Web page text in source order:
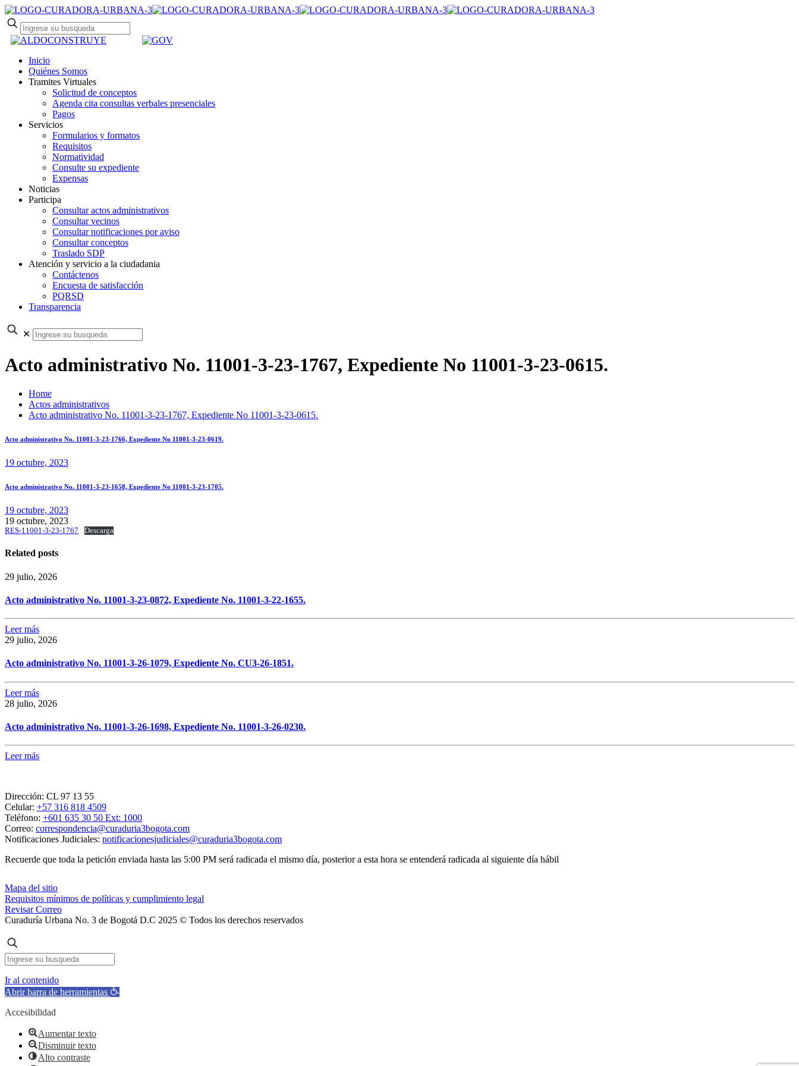
Inicio
Quiénes Somos
Tramites Virtuales
Solicitud de conceptos
Agenda cita consultas verbales presenciales
Pagos
Servicios
Formularios y formatos
Requisitos
Normatividad
Consulte su expediente
Expensas
Noticias
Participa
Consultar actos administrativos
Consultar vecinos
Consultar notificaciones por aviso
Consultar conceptos
Traslado SDP
Atención y servicio a la ciudadania
Contáctenos
Encuesta de satisfacción
PQRSD
Transparencia
✕
Acto administrativo No. 11001-3-23-1767, Expediente No 11001-3-23-0615.
Home
Actos administrativos
Acto administrativo No. 11001-3-23-1767, Expediente No 11001-3-23-0615.
Acto administrativo No. 11001-3-23-1766, Expediente No 11001-3-23-0619.
19 octubre, 2023
Acto administrativo No. 11001-3-23-1658, Expediente No 11001-3-23-1705.
19 octubre, 2023
19 octubre, 2023
RES-11001-3-23-1767 Descarga
Related posts
29 julio, 2026
Acto administrativo No. 11001-3-23-0872, Expediente No. 11001-3-22-1655.
Leer más
29 julio, 2026
Acto administrativo No. 11001-3-26-1079, Expediente No. CU3-26-1851.
Leer más
28 julio, 2026
Acto administrativo No. 11001-3-26-1698, Expediente No. 11001-3-26-0230.
Leer más
Dirección: CL 97 13 55
Celular: +57 316 818 4509
Teléfono: +601 635 30 50 Ext: 1000
Correo: correspondencia@curaduria3bogota.com
Notificaciones Judiciales: notificacionesjudiciales@curaduria3bogota.com
Recuerde que toda la petición enviada hasta las 5:00 PM será radicada el mismo día, posterior a esta hora se entenderá radicada al siguiente día hábil
Mapa del sitio
Requisitos mínimos de políticas y cumplimiento legal
Revisar Correo
Curaduría Urbana No. 3 de Bogotá D.C 2025 © Todos los derechos reservados
Ir al contenido
Abrir barra de herramientas
Accesibilidad
Aumentar texto
Disminuir texto
Alto contraste